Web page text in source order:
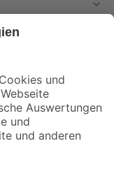
mehr verpassen!